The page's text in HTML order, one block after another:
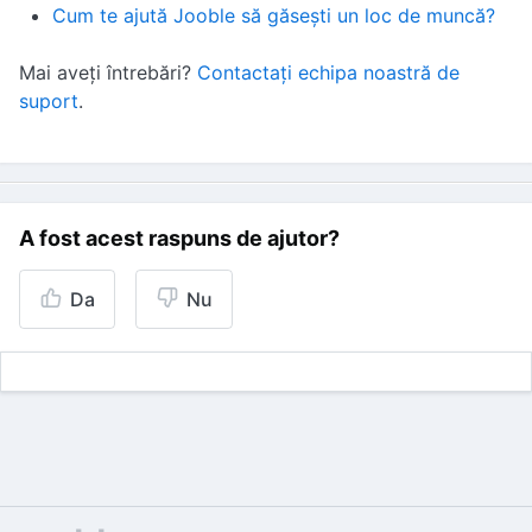
Cum te ajută Jooble să găsești un loc de muncă?
Mai aveți întrebări? Contactați echipa noastră de
suport.
A fost acest raspuns de ajutor?
Da Nu